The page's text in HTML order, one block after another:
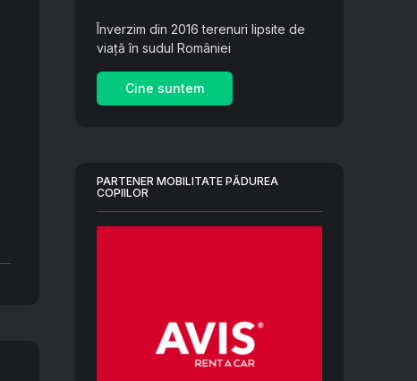
Înverzim din 2016 terenuri lipsite de
viață în sudul României
Cine suntem
PARTENER MOBILITATE PĂDUREA
COPIILOR